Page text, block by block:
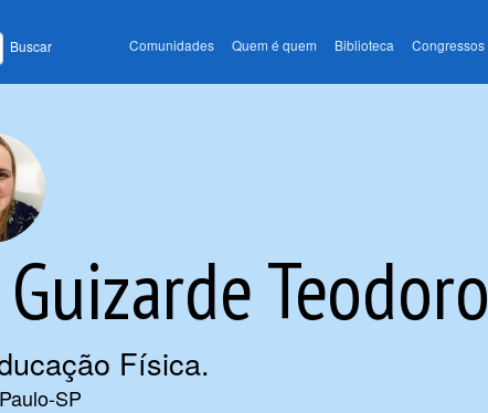
Buscar Comunidades Quem é quem Biblioteca Congressos
Teodoro
Física.
SP